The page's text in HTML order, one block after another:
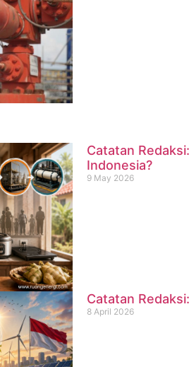
Catatan
Indonesia?
9 May 2026
Catatan
8 April 2026